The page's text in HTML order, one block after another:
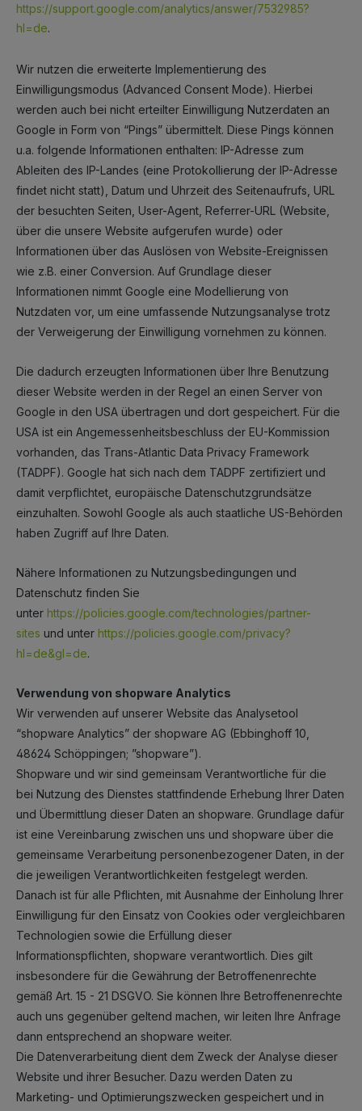
https://support.google.com/analytics/answer/7532985?
hl=de.
Wir nutzen die erweiterte Implementierung des
Einwilligungsmodus (Advanced Consent Mode). Hierbei
werden auch bei nicht erteilter Einwilligung Nutzerdaten an
Google in Form von “Pings” übermittelt. Diese Pings können
u.a. folgende Informationen enthalten: IP-Adresse zum
Ableiten des IP-Landes (eine Protokollierung der IP-Adresse
findet nicht statt), Datum und Uhrzeit des Seitenaufrufs, URL
der besuchten Seiten, User-Agent, Referrer-URL (Website,
über die unsere Website aufgerufen wurde) oder
Informationen über das Auslösen von Website-Ereignissen
wie z.B. einer Conversion. Auf Grundlage dieser
Informationen nimmt Google eine Modellierung von
Nutzdaten vor, um eine umfassende Nutzungsanalyse trotz
der Verweigerung der Einwilligung vornehmen zu können.
Die dadurch erzeugten Informationen über Ihre Benutzung
dieser Website werden in der Regel an einen Server von
Google in den USA übertragen und dort gespeichert. Für die
USA ist ein Angemessenheitsbeschluss der EU-Kommission
vorhanden, das Trans-Atlantic Data Privacy Framework
(TADPF). Google hat sich nach dem TADPF zertifiziert und
damit verpflichtet, europäische Datenschutzgrundsätze
einzuhalten. Sowohl Google als auch staatliche US-Behörden
haben Zugriff auf Ihre Daten.
Nähere Informationen zu Nutzungsbedingungen und
Datenschutz finden Sie
unter https://policies.google.com/technologies/partner-
sites und unter https://policies.google.com/privacy?
hl=de&gl=de.
Verwendung von shopware Analytics
Wir verwenden auf unserer Website das Analysetool
“shopware Analytics” der shopware AG (Ebbinghoff 10,
48624 Schöppingen; ”shopware”).
Shopware und wir sind gemeinsam Verantwortliche für die
bei Nutzung des Dienstes stattfindende Erhebung Ihrer Daten
und Übermittlung dieser Daten an shopware. Grundlage dafür
ist eine Vereinbarung zwischen uns und shopware über die
gemeinsame Verarbeitung personenbezogener Daten, in der
die jeweiligen Verantwortlichkeiten festgelegt werden.
Danach ist für alle Pflichten, mit Ausnahme der Einholung Ihrer
Einwilligung für den Einsatz von Cookies oder vergleichbaren
Technologien sowie die Erfüllung dieser
Informationspflichten, shopware verantwortlich. Dies gilt
insbesondere für die Gewährung der Betroffenenrechte
gemäß Art. 15 - 21 DSGVO. Sie können Ihre Betroffenenrechte
auch uns gegenüber geltend machen, wir leiten Ihre Anfrage
dann entsprechend an shopware weiter.
Die Datenverarbeitung dient dem Zweck der Analyse dieser
Website und ihrer Besucher. Dazu werden Daten zu
Marketing- und Optimierungszwecken gespeichert und in